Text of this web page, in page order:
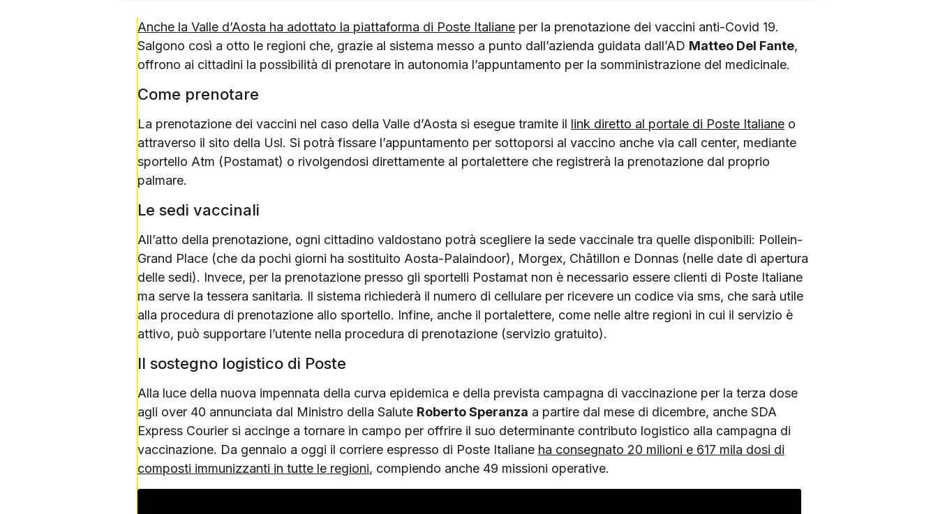
Anche la Valle d’Aosta ha adottato la piattaforma di Poste Italiane per la prenotazione dei vaccini anti-Covid 19.
Salgono così a otto le regioni che, grazie al sistema messo a punto dall’azienda guidata dall’AD Matteo Del Fante,
offrono ai cittadini la possibilità di prenotare in autonomia l’appuntamento per la somministrazione del medicinale.
Come prenotare
La prenotazione dei vaccini nel caso della Valle d’Aosta si esegue tramite il link diretto al portale di Poste Italiane o
attraverso il sito della Usl. Si potrà fissare l’appuntamento per sottoporsi al vaccino anche via call center, mediante
sportello Atm (Postamat) o rivolgendosi direttamente al portalettere che registrerà la prenotazione dal proprio
palmare.
Le sedi vaccinali
All’atto della prenotazione, ogni cittadino valdostano potrà scegliere la sede vaccinale tra quelle disponibili: Pollein-
Grand Place (che da pochi giorni ha sostituito Aosta-Palaindoor), Morgex, Châtillon e Donnas (nelle date di apertura
delle sedi). Invece, per la prenotazione presso gli sportelli Postamat non è necessario essere clienti di Poste Italiane
ma serve la tessera sanitaria. Il sistema richiederà il numero di cellulare per ricevere un codice via sms, che sarà utile
alla procedura di prenotazione allo sportello. Infine, anche il portalettere, come nelle altre regioni in cui il servizio è
attivo, può supportare l’utente nella procedura di prenotazione (servizio gratuito).
Il sostegno logistico di Poste
Alla luce della nuova impennata della curva epidemica e della prevista campagna di vaccinazione per la terza dose
agli over 40 annunciata dal Ministro della Salute Roberto Speranza a partire dal mese di dicembre, anche SDA
Express Courier si accinge a tornare in campo per offrire il suo determinante contributo logistico alla campagna di
vaccinazione. Da gennaio a oggi il corriere espresso di Poste Italiane ha consegnato 20 milioni e 617 mila dosi di
composti immunizzanti in tutte le regioni, compiendo anche 49 missioni operative.